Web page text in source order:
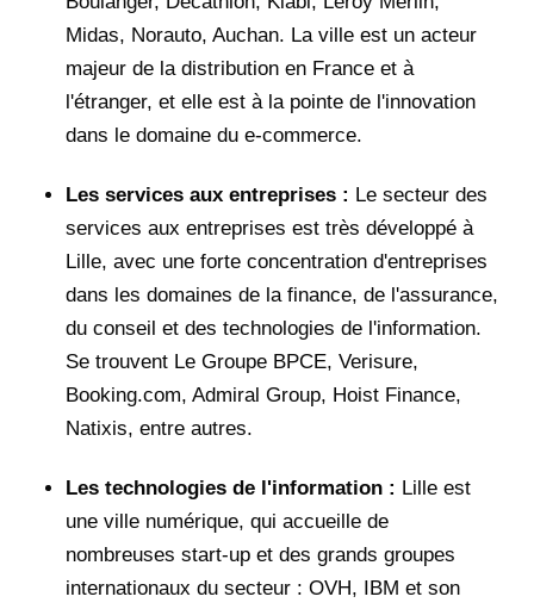
Midas, Norauto, Auchan. La ville est un acteur
majeur de la distribution en France et à
l'étranger, et elle est à la pointe de l'innovation
dans le domaine du e-commerce.
Les services aux entreprises : Le secteur des
services aux entreprises est très développé à
Lille, avec une forte concentration d'entreprises
dans les domaines de la finance, de l'assurance,
du conseil et des technologies de l'information.
Se trouvent Le Groupe BPCE, Verisure,
Booking.com, Admiral Group, Hoist Finance,
Natixis, entre autres.
Les technologies de l'information : Lille est
une ville numérique, qui accueille de
nombreuses start-up et des grands groupes
internationaux du secteur : OVH, IBM et son